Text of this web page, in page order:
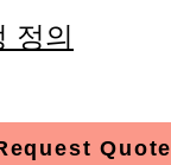
정의
Quote